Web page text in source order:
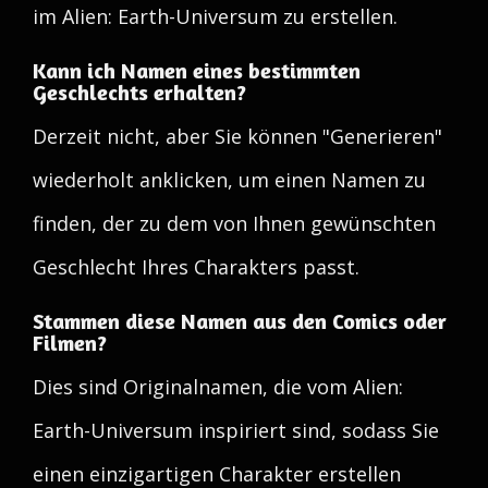
im Alien: Earth-Universum zu erstellen.
Kann ich Namen eines bestimmten
Geschlechts erhalten?
Derzeit nicht, aber Sie können "Generieren"
wiederholt anklicken, um einen Namen zu
finden, der zu dem von Ihnen gewünschten
Geschlecht Ihres Charakters passt.
Stammen diese Namen aus den Comics oder
Filmen?
Dies sind Originalnamen, die vom Alien:
Earth-Universum inspiriert sind, sodass Sie
einen einzigartigen Charakter erstellen